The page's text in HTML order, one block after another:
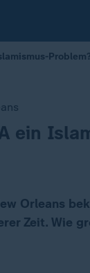
Problem?
ein
Orleans
Zeit. Wie